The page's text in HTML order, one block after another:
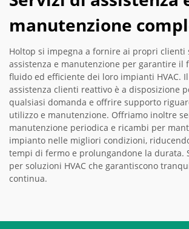
manutenzione
Holtop si impegna a fornire ai propri clienti
assistenza e manutenzione per garantire il
fluido ed efficiente dei loro impianti HVAC.
assistenza clienti reattivo è a disposizione
qualsiasi domanda e offrire supporto
utilizzo e manutenzione. Offriamo inoltre
manutenzione periodica e ricambi per
impianto nelle migliori condizioni,
tempi di fermo e prolungandone la durata.
per soluzioni HVAC che garantiscono
continua.